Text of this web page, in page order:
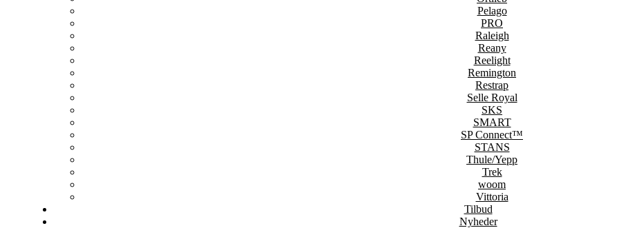
Pelago
PRO
Raleigh
Reany
Reelight
Remington
Restrap
Selle Royal
SKS
SMART
SP Connect™
STANS
Thule/Yepp
Trek
woom
Vittoria
Tilbud
Nyheder